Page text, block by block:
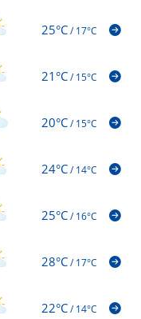
25°C/17°C
21°C/15°C
20°C/15°C
24°C/14°C
25°C/16°C
28°C/17°C
22°C/14°C